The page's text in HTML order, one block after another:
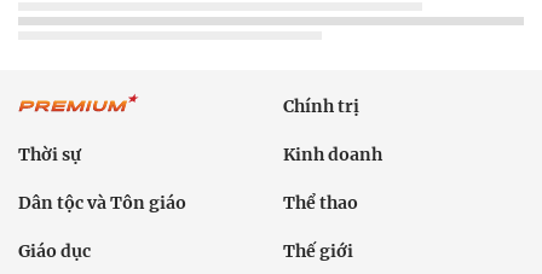
Chính trị
Thời sự Kinh doanh
Dân tộc và Tôn giáo Thể thao
Giáo dục Thế giới